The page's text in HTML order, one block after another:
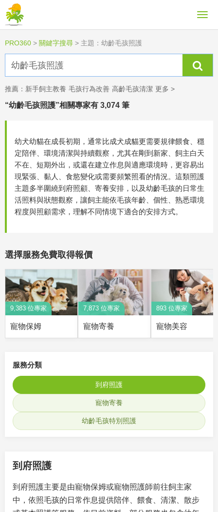
PRO360 > 關鍵字搜尋 > 主題：幼齡毛孩照護
推薦： 新手飼主教養 毛孩行為改善 高齡毛孩清潔 更多 >
“幼齡毛孩照護”相關專家有 3,074 筆
幼犬幼貓在成長初期，通常比成犬成貓更需要規律餵食、穩
定陪伴、環境清潔與持續觀察，尤其在剛到新家、飼主白天
不在、短期外出，或還在建立作息與適應環境時，更容易出
現緊張、黏人、食慾變化或需要頻繁照看的情況。這類照護
主題多半圍繞到府照顧、寄養安排，以及幼齡毛孩的日常生
活照料與狀態觀察，讓飼主能依毛孩年齡、個性、熟悉環境
程度與照顧需求，理解不同情境下適合的安排方式。
選擇服務免費取得報價
9,383 位專家
寵物保姆
7,873 位專家
寵物寄養
893 位專家
寵物美容
服務分類
到府照護
寵物寄養
幼齡毛孩特別照護
到府照護
到府照護主要是由寵物保姆或寵物照護師前往飼主家
中，依照毛孩的日常作息提供陪伴、餵食、清潔、散步